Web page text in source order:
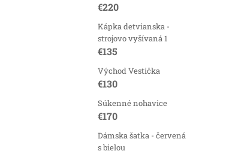
€220
Kápka detvianska -
strojovo vyšívaná 1
€135
Východ Vestička
€130
Súkenné nohavice
€170
Dámska šatka - červená
s bielou